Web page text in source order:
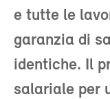
e tutte le
garanzia di
identiche. Il
salariale per